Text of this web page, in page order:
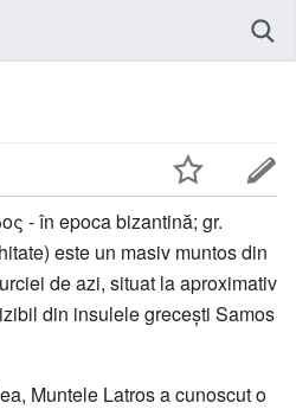
- în epoca bizantină; gr.
este un masiv muntos din
de azi, situat la aproximativ
din insulele grecești Samos
Muntele Latros a cunoscut o